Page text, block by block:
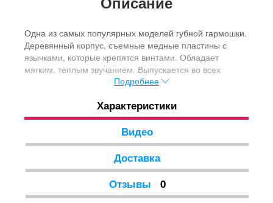
Одна из самых популярных моделей губной гармошки.
Деревянный корпус, съемные медные пластины с
язычками, которые крепятся винтами. Обладает
мягким, теплым звучанием. Выпускается во всех
мажорных тональностях.Подробнее
Характеристики
Видео
Доставка
Отзывы
0